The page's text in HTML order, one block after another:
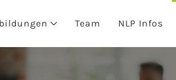
Team NLP Infos